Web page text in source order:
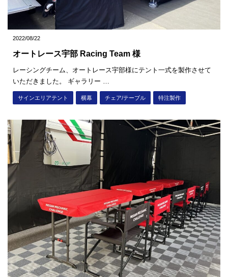
2022/08/22
オートレース宇部 Racing Team 様
レーシングチーム、オートレース宇部様にテント一式を製作させて
サインエリアテント 横幕 チェア/テーブル 特注製作